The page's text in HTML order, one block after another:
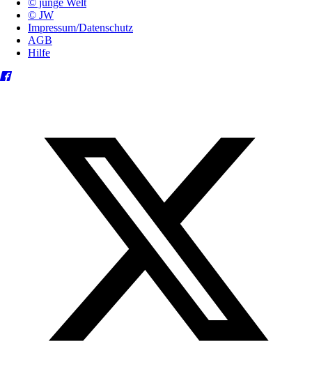
© junge Welt
© JW
Impressum/Datenschutz
AGB
Hilfe